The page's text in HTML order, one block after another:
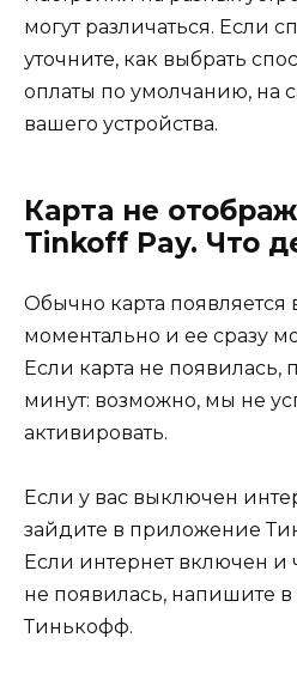
могут различаться. Если
уточните, как выбрать
оплаты по умолчанию, на
вашего устройства.
Карта не
Tinkoff Pay. Что
Обычно карта появляется
моментально и ее сразу
Если карта не появилась,
минут: возможно, мы не
активировать.
Если у вас выключен
зайдите в приложение
Если интернет включен и
не появилась, напишите
Тинькофф.